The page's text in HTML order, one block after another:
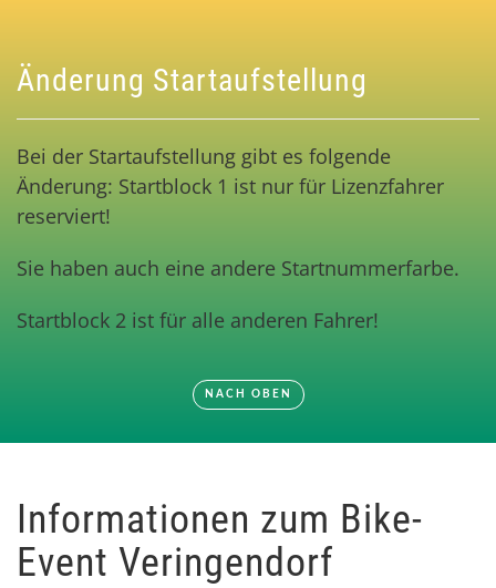
Änderung Startaufstellung
Bei der Startaufstellung gibt es folgende
Änderung: Startblock 1 ist nur für Lizenzfahrer
reserviert!
Sie haben auch eine andere Startnummerfarbe.
Startblock 2 ist für alle anderen Fahrer!
NACH OBEN
Informationen zum Bike-
Event Veringendorf